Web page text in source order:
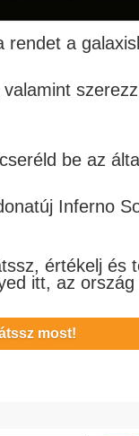
a
be az
Inferno
értékelj és
itt, az
most!